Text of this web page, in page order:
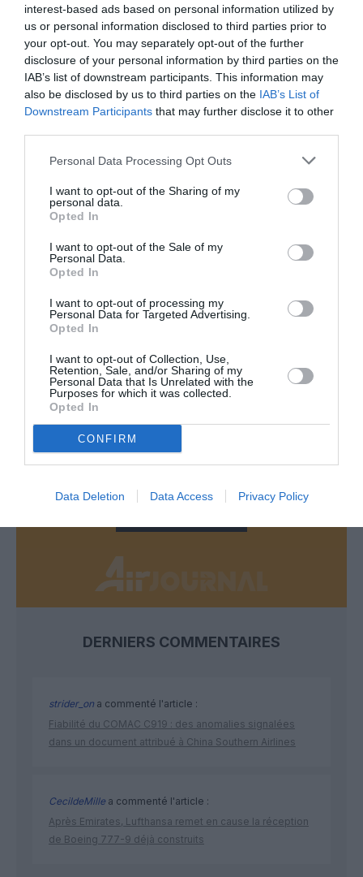
interest-based ads based on personal information utilized by
us or personal information disclosed to third parties prior to
your opt-out. You may separately opt-out of the further
disclosure of your personal information by third parties on the
IAB’s list of downstream participants. This information may
also be disclosed by us to third parties on the IAB’s List of
Downstream Participants that may further disclose it to other
Personal Data Processing Opt Outs
I want to opt-out of the Sharing of my
personal data.
Opted In
I want to opt-out of the Sale of my
Personal Data.
Opted In
I want to opt-out of processing my
Personal Data for Targeted Advertising.
Opted In
I want to opt-out of Collection, Use,
Retention, Sale, and/or Sharing of my
Personal Data that Is Unrelated with the
Purposes for which it was collected.
Opted In
CONFIRM
Data Deletion Data Access Privacy Policy
PARTAGER L'ARTICLE
Aucun commentaire !
FAIRE UN DON
Soutenez Air Journal participezà son
développement !
DERNIERS COMMENTAIRES
strider_on a commenté l'article :
Fiabilité du COMAC C919 : des anomalies signalées
dans un document attribué à China Southern Airlines
CecildeMillea commenté l'article :
Après Emirates, Lufthansa remet en cause la réception
de Boeing 777-9 déjà construits